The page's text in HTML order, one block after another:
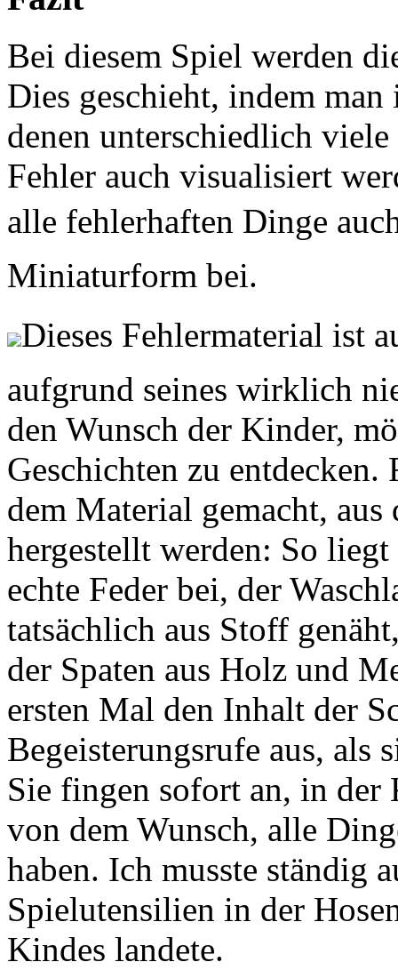
Bei diesem Spiel werden
Dies geschieht, indem
denen unterschiedlich
Fehler auch visualisiert
alle fehlerhaften Dinge
Miniaturform bei.
Dieses Fehlermaterial ist
aufgrund seines wirklich
den Wunsch der Kinder,
Geschichten zu entdecken.
dem Material gemacht,
hergestellt werden: So
echte Feder bei, der
tatsächlich aus Stoff
der Spaten aus Holz und
ersten Mal den Inhalt der
Begeisterungsrufe aus, als
Sie fingen sofort an, in der
von dem Wunsch, alle
haben. Ich musste ständig
Spielutensilien in der
Kindes landete.